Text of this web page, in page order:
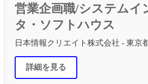
営業企画職/システムイ
タ・ソフトハウス
日本情報クリエイト株式会社 - 東京
詳細を見る